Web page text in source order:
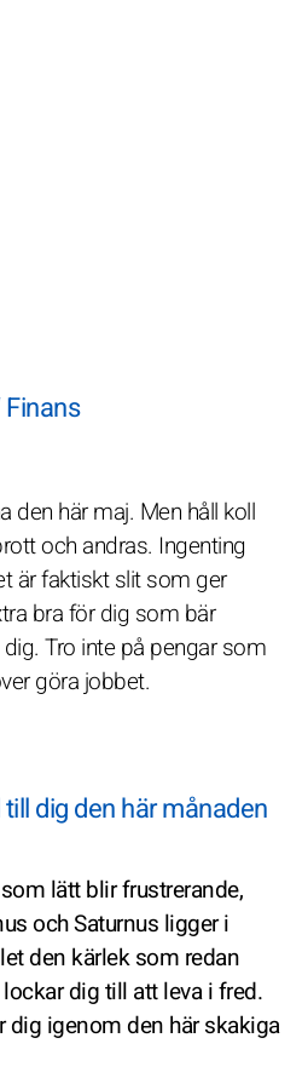
den här maj. Men håll koll
och andras. Ingenting
är faktiskt slit som ger
bra för dig som bär
Tro inte på pengar som
göra jobbet.
dig den här månaden
lätt blir frustrerande,
och Saturnus ligger i
den kärlek som redan
dig till att leva i fred.
dig igenom den här skakiga